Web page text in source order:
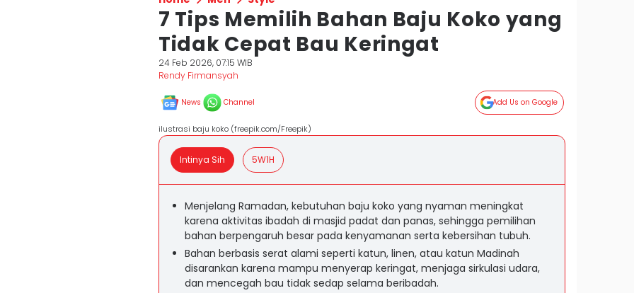
7 Tips Memilih Bahan Baju Koko yang
Tidak Cepat Bau Keringat
24 Feb 2026, 07:15 WIB
Rendy Firmansyah
News Channel Add Us on Google
ilustrasi baju koko (freepik.com/Freepik)
Intinya Sih 5W1H
Menjelang Ramadan, kebutuhan baju koko yang nyaman meningkat
karena aktivitas ibadah di masjid padat dan panas, sehingga pemilihan
bahan berpengaruh besar pada kenyamanan serta kebersihan tubuh.
Bahan berbasis serat alami seperti katun, linen, atau katun Madinah
disarankan karena mampu menyerap keringat, menjaga sirkulasi udara,
dan mencegah bau tidak sedap selama beribadah.